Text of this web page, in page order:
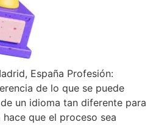
España Profesión:
de lo que se puede
un idioma tan diferente para
que el proceso sea